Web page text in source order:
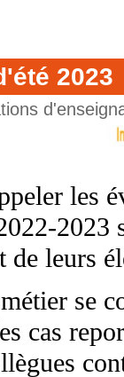
2023
les
2023
de leurs
se
cas